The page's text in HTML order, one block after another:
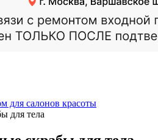
для салонов красоты
для тела